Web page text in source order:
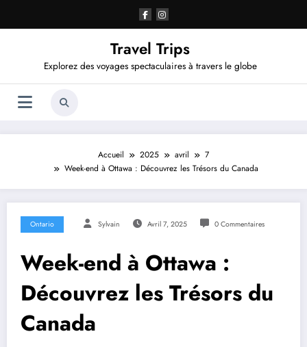
contenu
Travel Trips
Explorez des voyages spectaculaires à travers le globe
Accueil 2025 avril
7
Week-end à Ottawa : Découvrez les Trésors du Canada
Ontario Sylvain Avril 7, 2025 0 Commentaires
Week-end à Ottawa :
Découvrez les Trésors du
Canada